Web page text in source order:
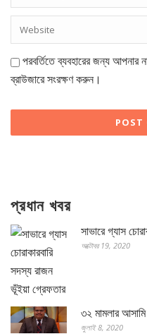
পরবর্তিতে ব্যবহারের জন্য আপনার
ব্রাউজারে সংরক্ষণ করুন।
প্রধান খবর
সাভারে গ্যাস
অক্টোবর 19, 2020
৩২ মামলার
জুলাই 8, 2020